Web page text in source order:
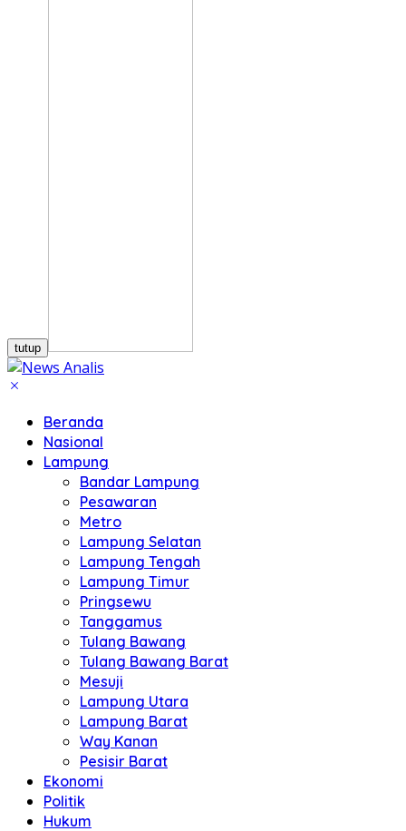
tutup
Beranda
Nasional
Lampung
Bandar Lampung
Pesawaran
Metro
Lampung Selatan
Lampung Tengah
Lampung Timur
Pringsewu
Tanggamus
Tulang Bawang
Tulang Bawang Barat
Mesuji
Lampung Utara
Lampung Barat
Way Kanan
Pesisir Barat
Ekonomi
Politik
Hukum